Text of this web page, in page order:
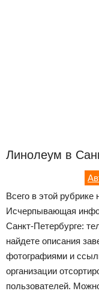
Линолеум в
Всего в этой
Исчерпывающая
Санкт-Петербурге:
найдете описания
фотографиями и
организации
пользователей.